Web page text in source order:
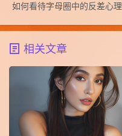
如何看待字母圈中的反差心理
相关文章